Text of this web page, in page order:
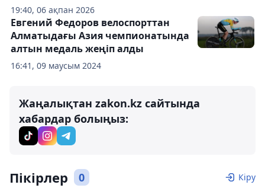
19:40, 06 ақпан 2026
16:41, 09 маусым 2024
Евгений Федоров велоспорттан
Алматыдағы Азия чемпионатында
алтын медаль жеңіп алды
Жаңалықтан zakon.kz сайтында
хабардар болыңыз:
Пікірлер 0 Кіру